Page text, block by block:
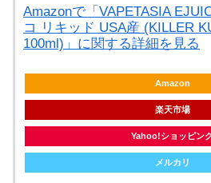
Amazonで「VAPETASIA
コ リキッド USA産 (KILLER
100ml)」に関する詳細を見る
Amazon
楽天市場
Yahoo!ショッピン
メルカリ